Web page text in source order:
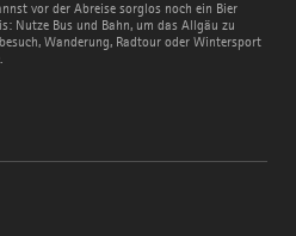
vor der Abreise sorglos noch ein Bier
Nutze Bus und Bahn, um das Allgäu zu
Wanderung, Radtour oder Wintersport